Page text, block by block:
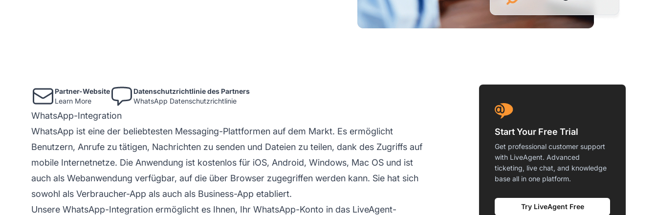
Partner-Website
Learn More
Datenschutzrichtlinie des Partners
WhatsApp Datenschutzrichtlinie
WhatsApp-Integration
WhatsApp ist eine der beliebtesten Messaging-Plattformen auf dem Markt. Es ermöglicht
Benutzern, Anrufe zu tätigen, Nachrichten zu senden und Dateien zu teilen, dank des Zugriffs auf
mobile Internetnetze. Die Anwendung ist kostenlos für iOS, Android, Windows, Mac OS und ist
auch als Webanwendung verfügbar, auf die über Browser zugegriffen werden kann. Sie hat sich
sowohl als Verbraucher-App als auch als Business-App etabliert.
Unsere WhatsApp-Integration ermöglicht es Ihnen, Ihr WhatsApp-Konto in das LiveAgent-
Start Your Free Trial
Get professional customer support
with LiveAgent. Advanced
ticketing, live chat, and knowledge
base all in one platform.
Try LiveAgent Free